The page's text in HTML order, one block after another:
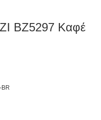
BZ5297 Καφέ
BR